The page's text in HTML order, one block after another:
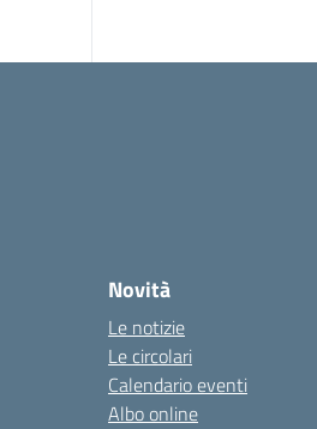
Novità
Le notizie
Le circolari
Calendario eventi
Albo online